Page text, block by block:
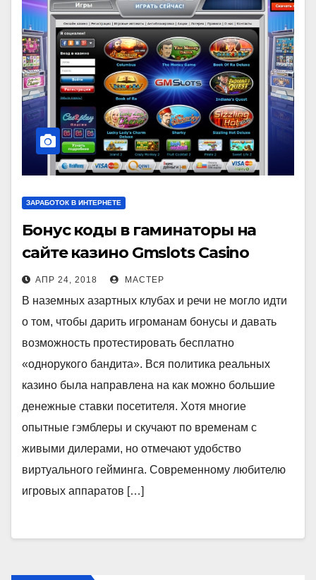
ЗАРАБОТОК В ИНТЕРНЕТЕ
Бонус коды в гаминаторы на
сайте казино Gmslots Casino
АПР 24, 2018 МАСТЕР
В наземных азартных клубах и речи не могло идти
о том, чтобы дарить игроманам бонусы и давать
возможность протестировать бесплатно
«однорукого бандита». Вся политика реальных
казино была направлена на как можно большие
денежные ставки посетителя. Хотя многие
опытные гэмблеры и скучают по временам с
живыми дилерами, но отмечают удобство
виртуального гейминга. Современному любителю
игровых аппаратов […]